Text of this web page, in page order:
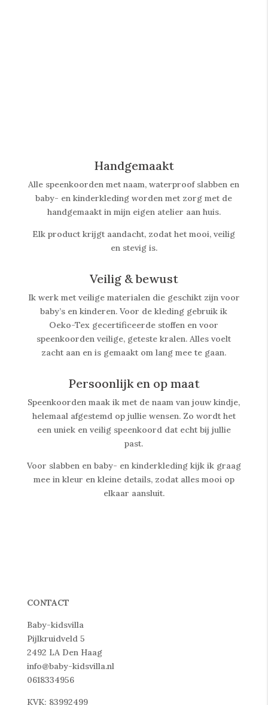
Handgemaakt
Alle speenkoorden met naam, waterproof slabben en
baby- en kinderkleding worden met zorg met de
handgemaakt in mijn eigen atelier aan huis.
Elk product krijgt aandacht, zodat het mooi, veilig
en stevig is.
Veilig & bewust
Ik werk met veilige materialen die geschikt zijn voor
baby’s en kinderen. Voor de kleding gebruik ik
Oeko-Tex gecertificeerde stoffen en voor
speenkoorden veilige, geteste kralen. Alles voelt
zacht aan en is gemaakt om lang mee te gaan.
Persoonlijk en op maat
Speenkoorden maak ik met de naam van jouw kindje,
helemaal afgestemd op jullie wensen. Zo wordt het
een uniek en veilig speenkoord dat echt bij jullie
past.
Voor slabben en baby- en kinderkleding kijk ik graag
mee in kleur en kleine details, zodat alles mooi op
elkaar aansluit.
CONTACT
Baby-kidsvilla
Pijlkruidveld 5
2492 LA Den Haag
info@baby-kidsvilla.nl
0618334956
KVK: 83992499